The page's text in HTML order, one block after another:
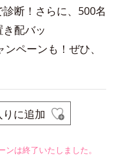
断！さらに、500名
配バッ
ペーンも！ぜひ、
に追加
は終了いたしました。